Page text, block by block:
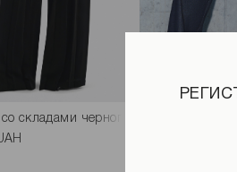
декором черные
складами черного цветаДжинсы с